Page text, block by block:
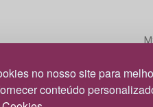
no nosso site para
conteúdo